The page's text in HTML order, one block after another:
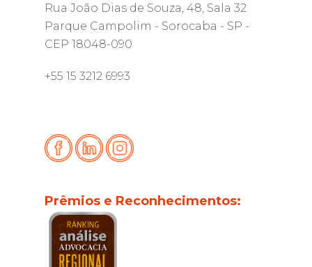
Rua João Dias de Souza, 48, Sala 32
Parque Campolim - Sorocaba - SP -
CEP 18048-090
+55 15 3212 6993
Prêmios e Reconhecimentos: